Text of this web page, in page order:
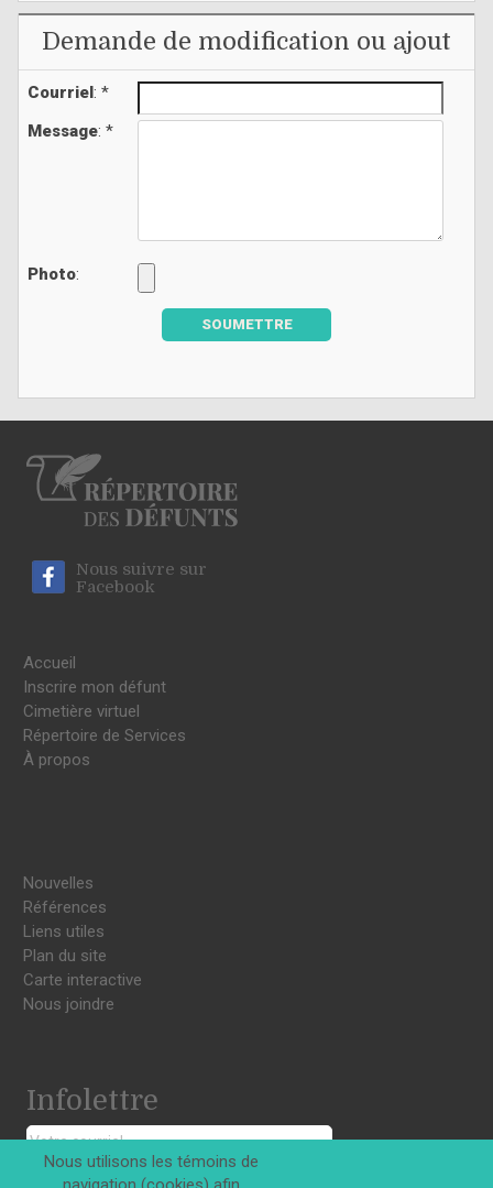
Demande de modification ou ajout
Courriel: *
Message: *
Photo:
SOUMETTRE
Nous suivre sur
Facebook
Accueil
Inscrire mon défunt
Cimetière virtuel
Répertoire de Services
À propos
Nouvelles
Références
Liens utiles
Plan du site
Carte interactive
Nous joindre
Infolettre
S'INSCRIRE
Nous utilisons les témoins de